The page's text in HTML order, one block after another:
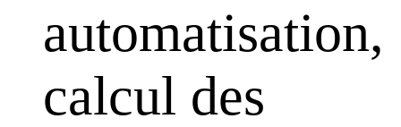
automatisation,
calcul des